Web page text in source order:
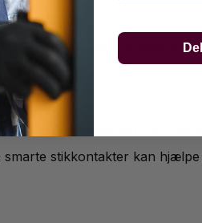
adaptere.
hvor opladning
fjernbetjening via
stikkontakter kan